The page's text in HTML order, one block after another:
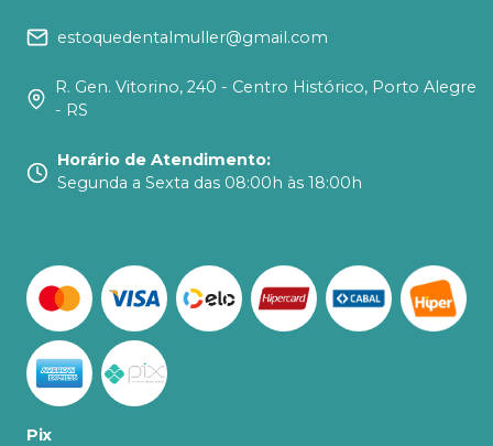
estoquedentalmuller@gmail.com
R. Gen. Vitorino, 240 - Centro Histórico, Porto Alegre
- RS
Horário de Atendimento:
Segunda a Sexta das 08:00h às 18:00h
Pix